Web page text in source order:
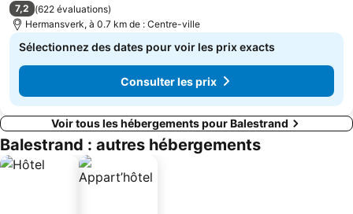
7,2 (622 évaluations)
Hermansverk, à 0.7 km de : Centre-ville
Sélectionnez des dates pour voir les prix exacts
Consulter les prix
Voir tous les hébergements pour Balestrand
Balestrand : autres hébergements